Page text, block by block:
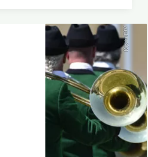
Kapuhs/DJV